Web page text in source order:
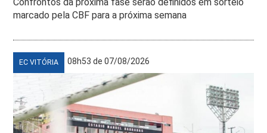
marcado pela CBF para a próxima semana
EC VITÓRIA 08h53 de 07/08/2026